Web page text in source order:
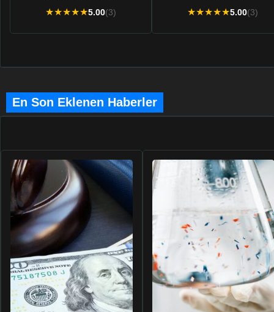
★★★★★5.00(3) ★★★★★5.00(3)
En Son Eklenen Haberler